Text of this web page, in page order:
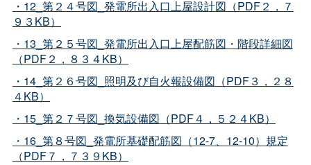
・12_第２４号図_発電所出入口上屋設計図（PDF２，７
９３KB）
・13_第２５号図_発電所出入口上屋配筋図・階段詳細図
（PDF２，８３４KB）
・14_第２６号図_照明及び自火報設備図（PDF３，２８
４KB）
・15_第２７号図_換気設備図（PDF４，５２４KB）
・16_第８号図_発電所基礎配筋図（12-7、12-10）規定
（PDF７，７３９KB）